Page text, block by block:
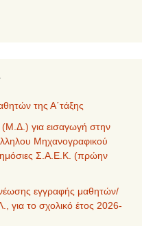
της Α΄τάξης
για εισαγωγή στην
Μηχανογραφικού
Σ.Α.Ε.Κ. (πρώην
εγγραφής μαθητών/
το σχολικό έτος 2026-